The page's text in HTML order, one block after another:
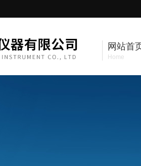
网站首
Home